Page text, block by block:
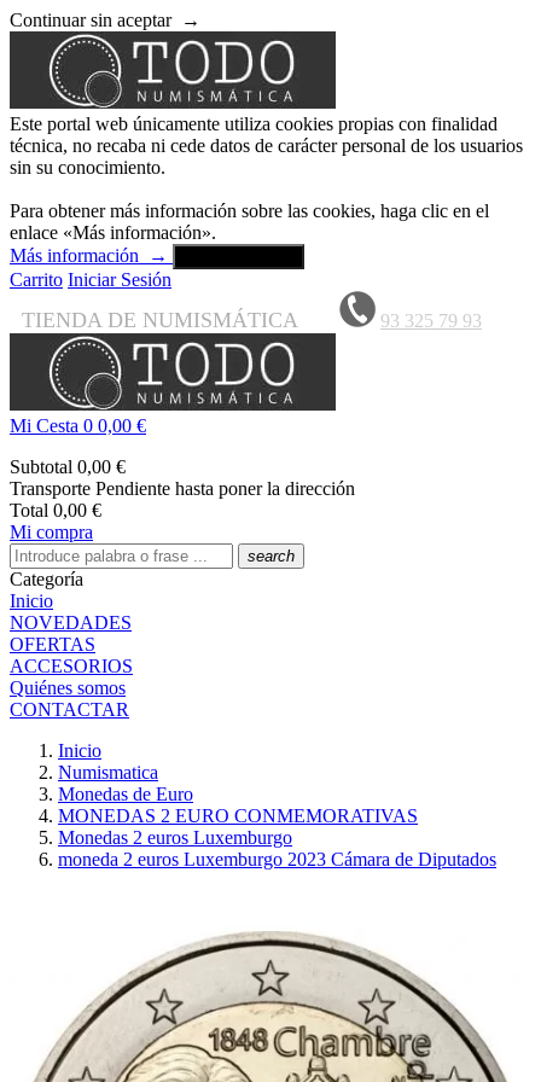
Continuar sin aceptar →
Este portal web únicamente utiliza cookies propias con finalidad
técnica, no recaba ni cede datos de carácter personal de los usuarios
sin su conocimiento.
Para obtener más información sobre las cookies, haga clic en el
enlace «Más información».
Más información
→
Carrito Iniciar Sesión
TIENDA DE NUMISMÁTICA 93 325 79 93
Mi Cesta 0 0,00 €
Subtotal 0,00 €
Transporte Pendiente hasta poner la dirección
Total 0,00 €
Mi compra
search
Categoría
Inicio
NOVEDADES
OFERTAS
ACCESORIOS
Quiénes somos
CONTACTAR
Inicio
Numismatica
Monedas de Euro
MONEDAS 2 EURO CONMEMORATIVAS
Monedas 2 euros Luxemburgo
moneda 2 euros Luxemburgo 2023 Cámara de Diputados